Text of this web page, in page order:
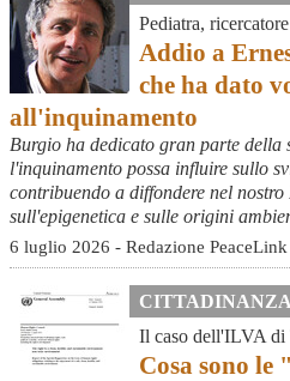
Pediatra,
Addio a
che ha dato
all'inquinamento
Burgio ha dedicato gran parte della
l'inquinamento possa influire sullo
contribuendo a diffondere nel nostro
sull'epigenetica e sulle origini
6 luglio 2026 - Redazione PeaceLink
CITTADINANZA
Il caso dell'ILVA di
Cosa sono